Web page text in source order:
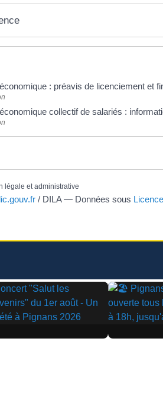
: préavis de licenciement et
collectif de salariés :
légale et administrative
/ DILA — Données sous
▶